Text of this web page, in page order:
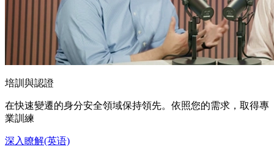
培訓與認證
在快速變遷的身分安全領域保持領先。依照您的需求，取得專
業訓練
深入瞭解(英语)